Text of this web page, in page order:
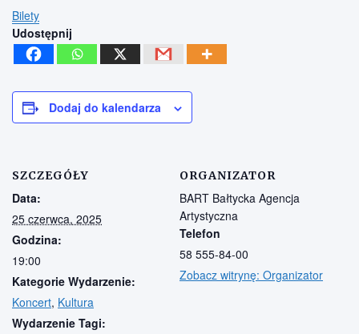
Bilety
Udostępnij
Dodaj do kalendarza
SZCZEGÓŁY
Data:
25 czerwca, 2025
Godzina:
19:00
Kategorie Wydarzenie:
Koncert, Kultura
Wydarzenie Tagi:
ORGANIZATOR
BART Bałtycka Agencja
Artystyczna
Telefon
58 555-84-00
Zobacz witrynę: Organizator